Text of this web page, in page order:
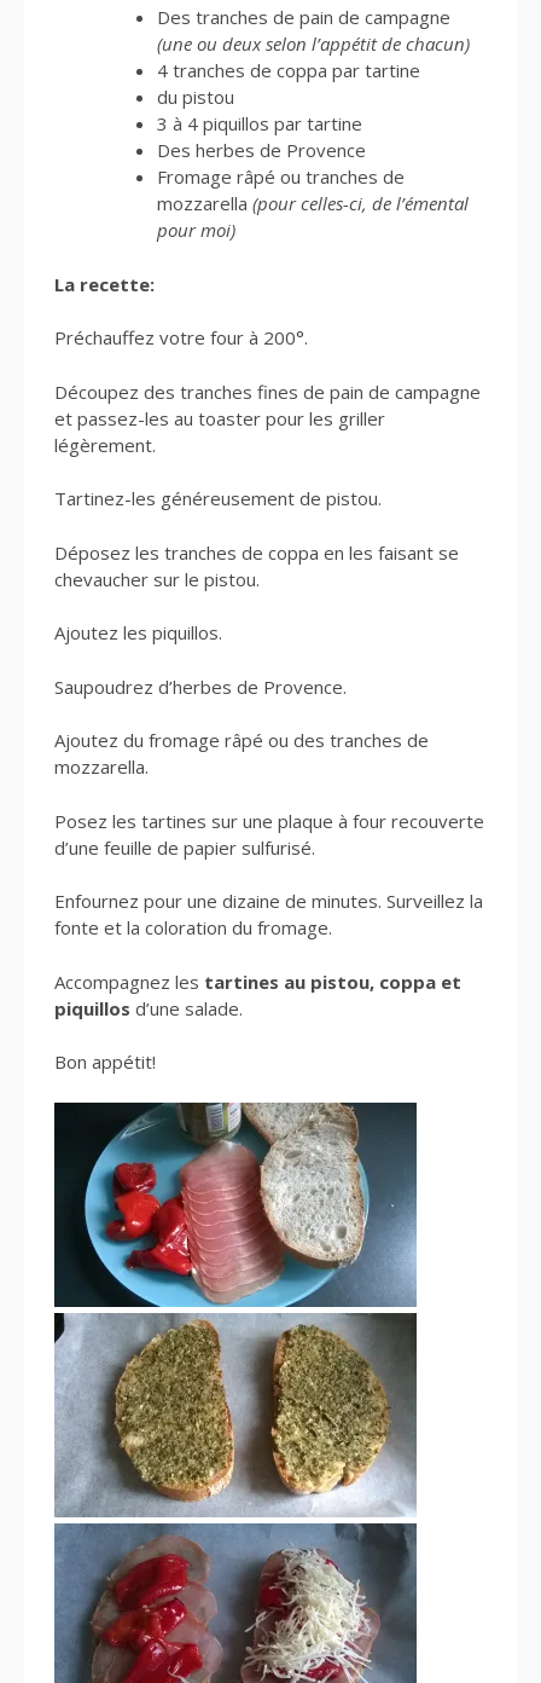
Des tranches de pain de campagne
(une ou deux selon l’appétit de chacun)
4 tranches de coppa par tartine
du pistou
3 à 4 piquillos par tartine
Des herbes de Provence
Fromage râpé ou tranches de
mozzarella (pour celles-ci, de l’émental
pour moi)
La recette:
Préchauffez votre four à 200°.
Découpez des tranches fines de pain de campagne
et passez-les au toaster pour les griller
légèrement.
Tartinez-les généreusement de pistou.
Déposez les tranches de coppa en les faisant se
chevaucher sur le pistou.
Ajoutez les piquillos.
Saupoudrez d’herbes de Provence.
Ajoutez du fromage râpé ou des tranches de
mozzarella.
Posez les tartines sur une plaque à four recouverte
d’une feuille de papier sulfurisé.
Enfournez pour une dizaine de minutes. Surveillez la
fonte et la coloration du fromage.
Accompagnez les tartines au pistou, coppa et
piquillos d’une salade.
Bon appétit!